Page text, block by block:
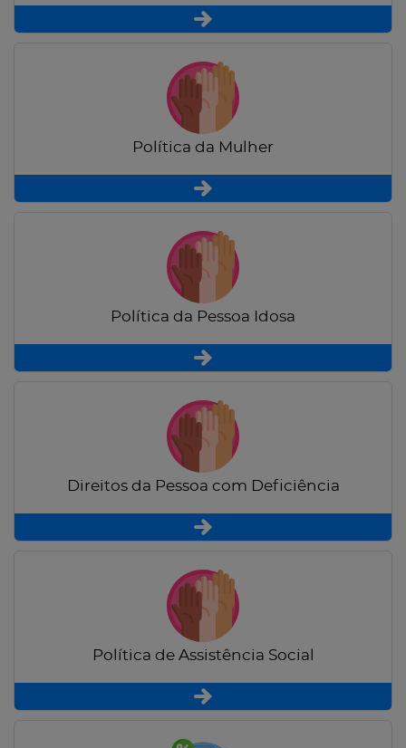
Política da Mulher
Política da Pessoa Idosa
Direitos da Pessoa com Deficiência
Política de Assistência Social